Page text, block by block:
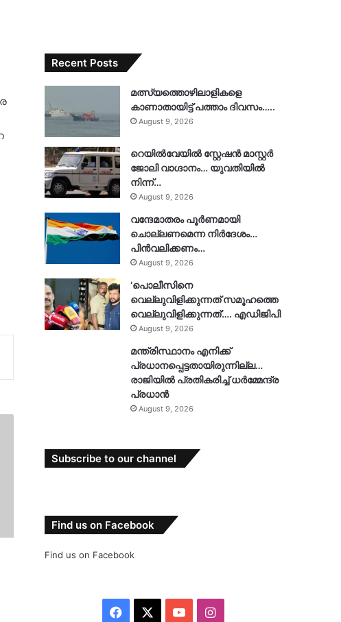
Recent Posts
മത്സ്യത്തൊഴിലാളികളെ
കാണാതായിട്ട് പത്താം ദിവസം…..
August 9, 2026
റെയിൽവേയിൽ സ്റ്റേഷൻ മാസ്റ്റർ
ജോലി വാഗ്ദാനം… യുവതിയിൽ
നിന്ന്…
August 9, 2026
വന്ദേമാതരം പൂർണമായി
ചൊല്ലണമെന്ന നിർദേശം…
പിൻവലിക്കണം…
August 9, 2026
‘പൊലീസിനെ
വെല്ലുവിളിക്കുന്നത് സമൂഹത്തെ
വെല്ലുവിളിക്കുന്നത്’…. എഡിജിപി
August 9, 2026
മന്ത്രിസ്ഥാനം എനിക്ക്
പ്രധാനപ്പെട്ടതായിരുന്നില്ല…
രാജിയിൽ പ്രതികരിച്ച് ധർമ്മേന്ദ്ര
പ്രധാൻ
August 9, 2026
Subscribe to our channel
Find us on Facebook
Find us on Facebook
Facebook YouTubeInstagram